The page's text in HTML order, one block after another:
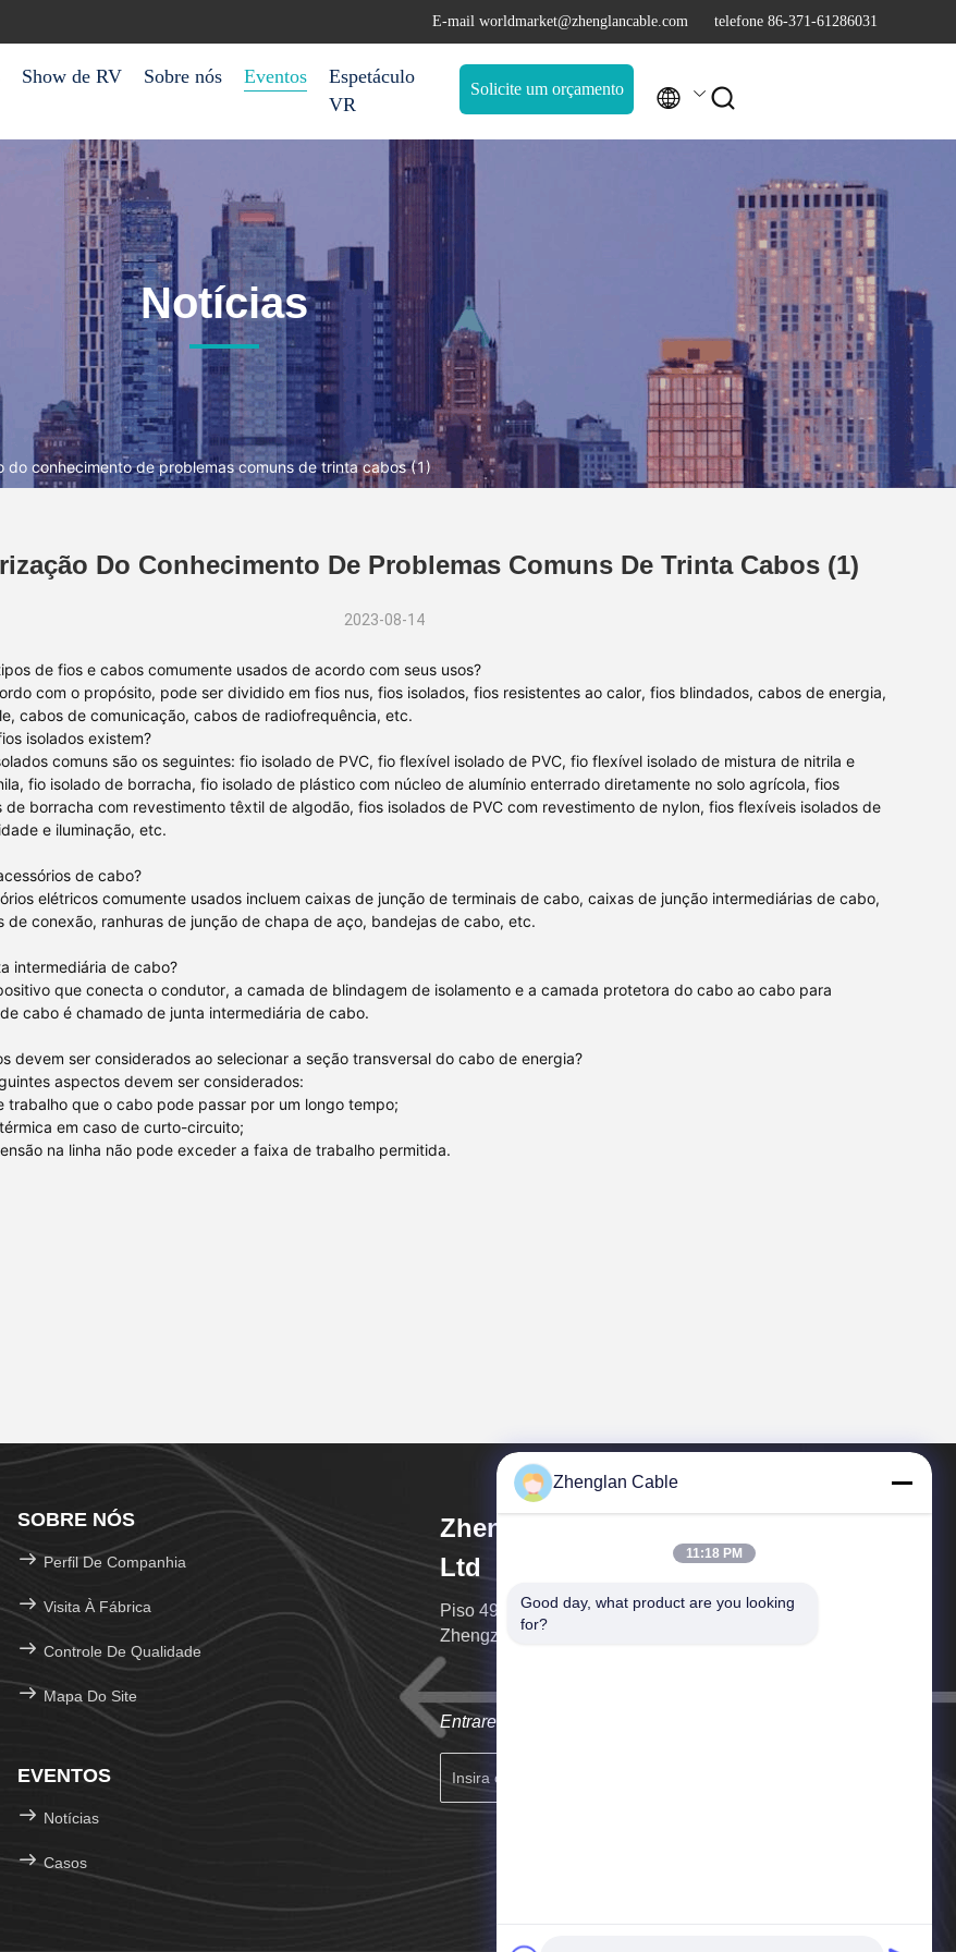
E-mail worldmarket@zhenglancable.com telefone 86-371-61286031
Show de RV Sobre nós Eventos
Espetáculo
VR
Solicite um orçamento  
Notícias
conhecimento de problemas comuns de trinta cabos (1)
Do Conhecimento De Problemas Comuns De Trinta Cabos (1)
2023-08-14
de fios e cabos comumente usados de acordo com seus usos?
com o propósito, pode ser dividido em fios nus, fios isolados, fios resistentes ao calor, fios blindados, cabos de energia,
cabos de comunicação, cabos de radiofrequência, etc.
isolados existem?
comuns são os seguintes: fio isolado de PVC, fio flexível isolado de PVC, fio flexível isolado de mistura de nitrila e
fio isolado de borracha, fio isolado de plástico com núcleo de alumínio enterrado diretamente no solo agrícola, fios
de borracha com revestimento têxtil de algodão, fios isolados de PVC com revestimento de nylon, fios flexíveis isolados de
e iluminação, etc.
de cabo?
elétricos comumente usados incluem caixas de junção de terminais de cabo, caixas de junção intermediárias de cabo,
de conexão, ranhuras de junção de chapa de aço, bandejas de cabo, etc.
intermediária de cabo?
que conecta o condutor, a camada de blindagem de isolamento e a camada protetora do cabo ao cabo para
cabo é chamado de junta intermediária de cabo.
devem ser considerados ao selecionar a seção transversal do cabo de energia?
aspectos devem ser considerados:
trabalho que o cabo pode passar por um longo tempo;
em caso de curto-circuito;
na linha não pode exceder a faixa de trabalho permitida.
SOBRE NÓS
Perfil De Companhia
Visita À Fábrica
Controle De Qualidade
Mapa Do Site
EVENTOS
Notícias
Casos
Zhenglan Cable Technology Co.,
Ltd
Piso 49, Torre Sul do Greenland Center, distrito de
Zhengzhou Oriental, Zhengzhou, China
Entraremos em contato o mais breve possível.
Zhenglan Cable
11:18 PM
Good day, what product are you looking
for?